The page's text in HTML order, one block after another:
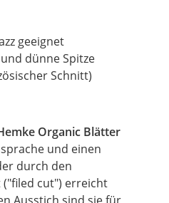
geeignet
dünne Spitze
Schnitt)
Organic Blätter
und einen
durch den
cut") erreicht